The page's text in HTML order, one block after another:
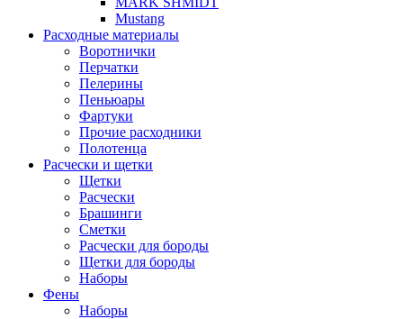
Mustang
Расходные материалы
Воротнички
Перчатки
Пелерины
Пеньюары
Фартуки
Прочие расходники
Полотенца
Расчески и щетки
Щетки
Расчески
Брашинги
Сметки
Расчески для бороды
Щетки для бороды
Наборы
Фены
Наборы